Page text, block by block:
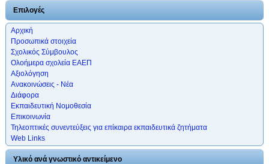
Επιλογές
Αρχική
Προσωπικά στοιχεία
Σχολικός Σύμβουλος
Ολοήμερα σχολεία ΕΑΕΠ
Αξιολόγηση
Ανακοινώσεις - Νέα
Διάφορα
Εκπαιδευτική Νομοθεσία
Επικοινωνία
Τηλεοπτικές συνεντεύξεις για επίκαιρα εκπαιδευτικά ζητήματα
Web Links
Υλικό ανά γνωστικό αντικείμενο